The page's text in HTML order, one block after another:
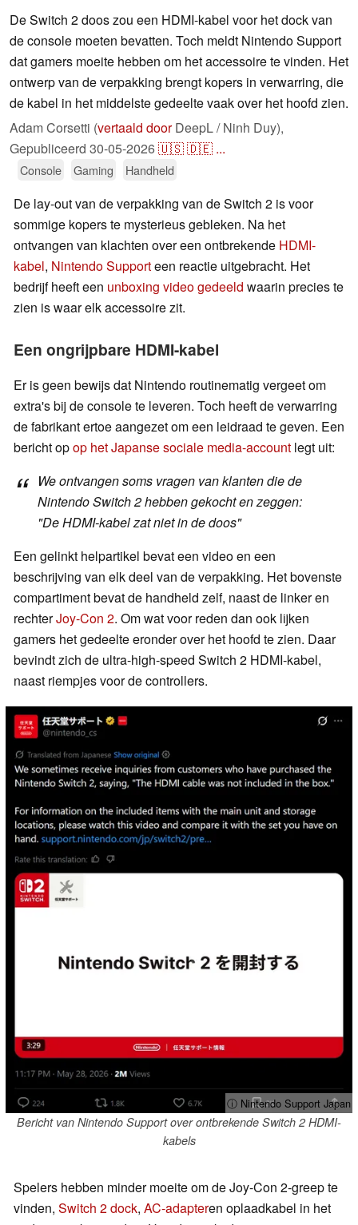
De Switch 2 doos zou een HDMI-kabel voor het dock van
de console moeten bevatten. Toch meldt Nintendo Support
dat gamers moeite hebben om het accessoire te vinden. Het
ontwerp van de verpakking brengt kopers in verwarring, die
de kabel in het middelste gedeelte vaak over het hoofd zien.
Adam Corsetti (vertaald doorDeepL / Ninh Duy),
Gepubliceerd 30-05-2026🇺🇸🇩🇪 ...
Console Gaming Handheld
De lay-out van de verpakking van de Switch 2 is voor
sommige kopers te mysterieus gebleken. Na het
ontvangen van klachten over een ontbrekende HDMI-
kabel, Nintendo Supporteen reactie uitgebracht. Het
bedrijf heeft een unboxing video gedeeld waarin precies te
zien is waar elk accessoire zit.
Een ongrijpbare HDMI-kabel
Er is geen bewijs dat Nintendo routinematig vergeet om
extra's bij de console te leveren. Toch heeft de verwarring
de fabrikant ertoe aangezet om een leidraad te geven. Een
bericht opop het Japanse sociale media-account legt uit:
We ontvangen soms vragen van klanten die de
Nintendo Switch 2 hebben gekocht en zeggen:
"De HDMI-kabel zat niet in de doos"
Een gelinkt helpartikel bevat een video en een
beschrijving van elk deel van de verpakking. Het bovenste
compartiment bevat de handheld zelf, naast de linker en
rechterJoy-Con 2. Om wat voor reden dan ook lijken
gamers het gedeelte eronder over het hoofd te zien. Daar
bevindt zich de ultra-high-speed Switch 2 HDMI-kabel,
naast riempjes voor de controllers.
ⓘ Nintendo Support Japan
Bericht van Nintendo Support over ontbrekende Switch 2 HDMI-
kabels
Spelers hebben minder moeite om de Joy-Con 2-greep te
vinden, Switch 2 dock, AC-adapteren oplaadkabel in het